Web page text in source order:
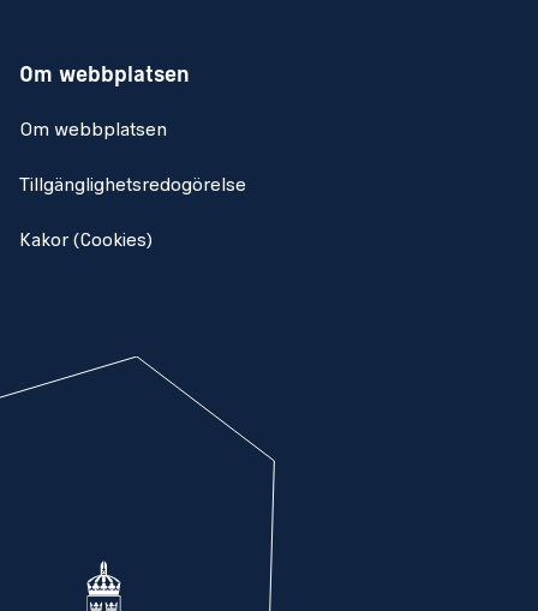
Om webbplatsen
Om webbplatsen
Tillgänglighetsredogörelse
Kakor (Cookies)